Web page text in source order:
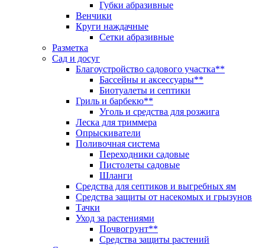
Губки абразивные
Венчики
Круги наждачные
Сетки абразивные
Разметка
Сад и досуг
Благоустройство садового участка**
Бассейны и аксессуары**
Биотуалеты и септики
Гриль и барбекю**
Уголь и средства для розжига
Леска для триммера
Опрыскиватели
Поливочная система
Переходники садовые
Пистолеты садовые
Шланги
Средства для септиков и выгребных ям
Средства защиты от насекомых и грызунов
Тачки
Уход за растениями
Почвогрунт**
Средства защиты растений